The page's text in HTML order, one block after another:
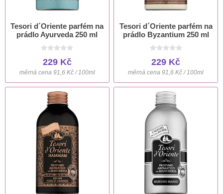
Tesori d´Oriente parfém na
prádlo Ayurveda 250 ml
229 Kč
měrná cena 91,6 Kč / 100ml
Tesori d´Oriente parfém na
prádlo Byzantium 250 ml
229 Kč
měrná cena 91,6 Kč / 100ml